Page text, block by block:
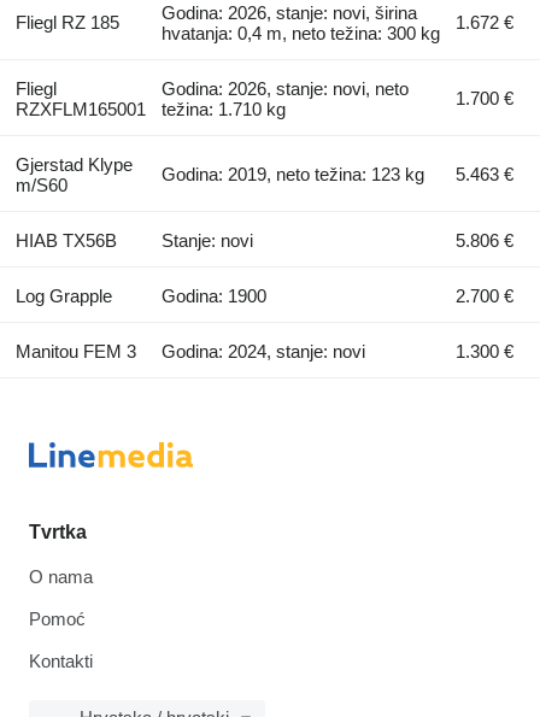
Fliegl RZ 185
Godina: 2026, stanje: novi, širina
hvatanja: 0,4 m, neto težina: 300 kg
1.672 €
Fliegl
RZXFLM165001
Godina: 2026, stanje: novi, neto
težina: 1.710 kg
1.700 €
Gjerstad Klype
m/S60
Godina: 2019, neto težina: 123 kg 5.463 €
HIAB TX56B Stanje: novi 5.806 €
Log Grapple Godina: 1900 2.700 €
Manitou FEM 3 Godina: 2024, stanje: novi 1.300 €
Tvrtka
O nama
Pomoć
Kontakti